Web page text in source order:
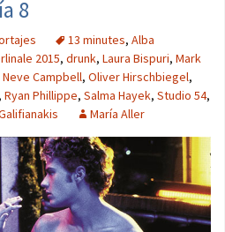
8
13 minutes, Alba
2015, drunk, Laura Bispuri, Mark
Neve Campbell, Oliver Hirschbiegel,
, Ryan Phillippe, Salma Hayek, Studio 54,
María Aller